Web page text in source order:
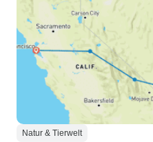
Natur & Tierwelt